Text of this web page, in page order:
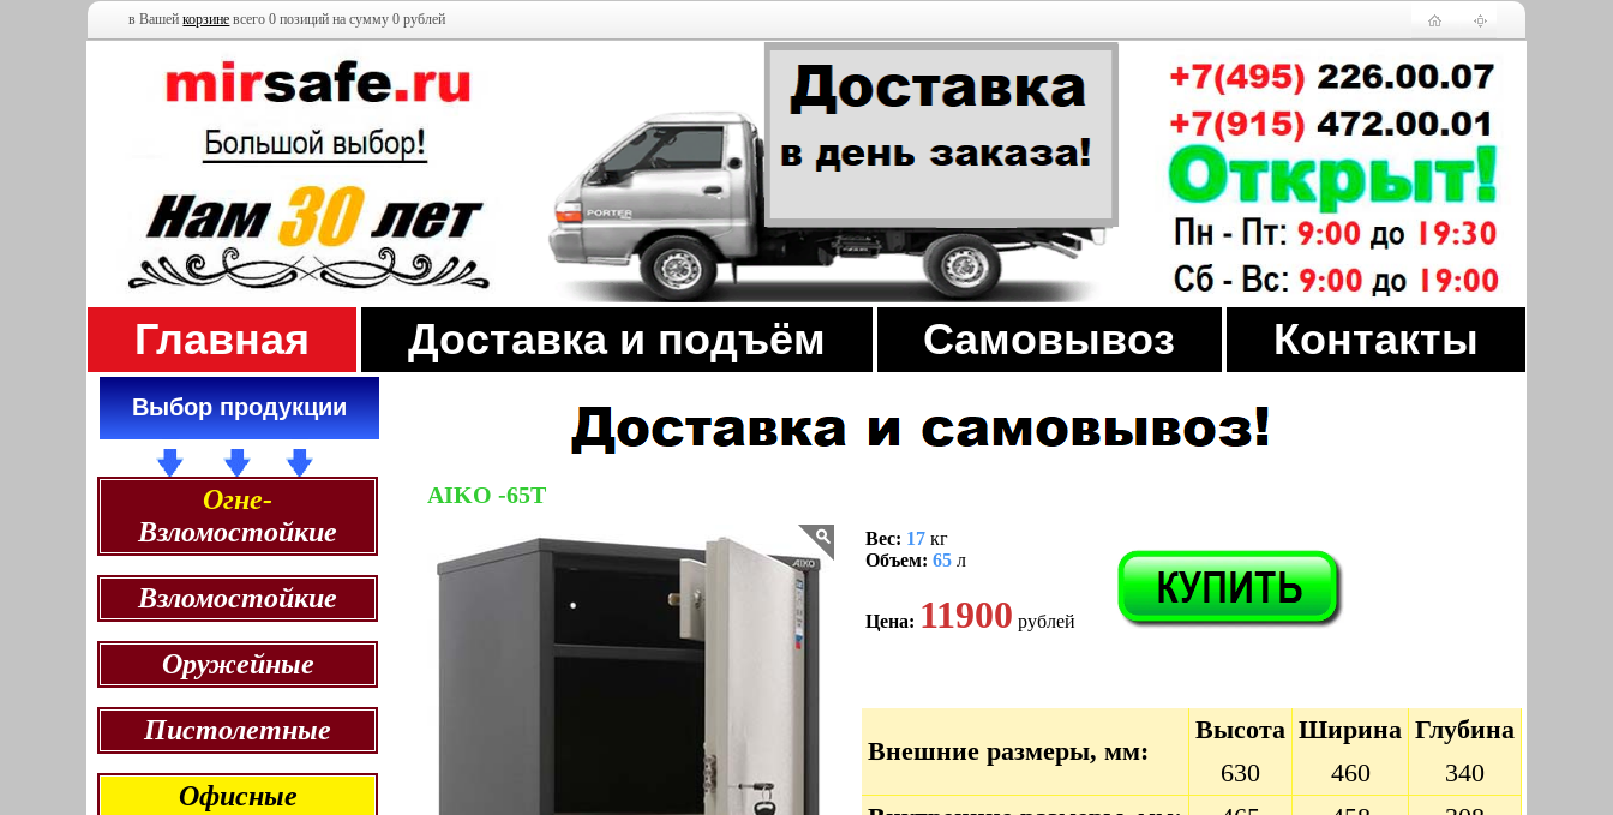
в Вашейкорзине всего 0 позиций на сумму 0 рублей
Главная Доставка и подъём Самовывоз Контакты
Выбор продукции
Огне-
Взломостойкие
Взломостойкие
Оружейные
Пистолетные
Офисные
AIKO -65Т
Вес: 17 кг
Объем: 65 л
Цена: 11900 рублей
Внешние размеры, мм:
Высота Ширина Глубина
630
460
340